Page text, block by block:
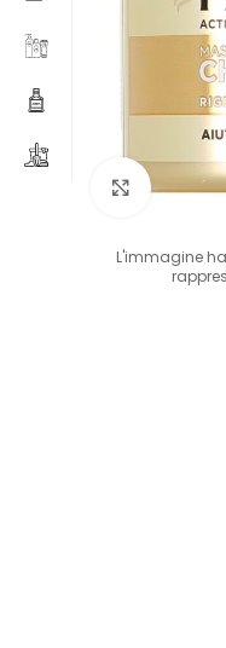
Clicca
L'immagine